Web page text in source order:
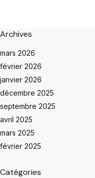
Archives
mars 2026
février 2026
janvier 2026
décembre 2025
septembre 2025
avril 2025
mars 2025
février 2025
Catégories